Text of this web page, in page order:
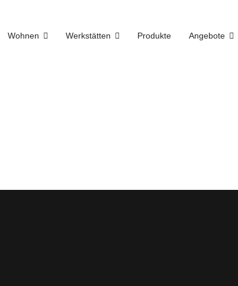
Wohnen Werkstätten Produkte Angebote